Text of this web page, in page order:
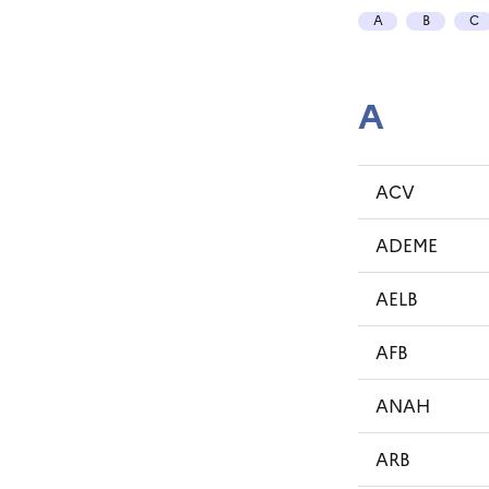
A B C
A
ACV
ADEME
AELB
AFB
ANAH
ARB